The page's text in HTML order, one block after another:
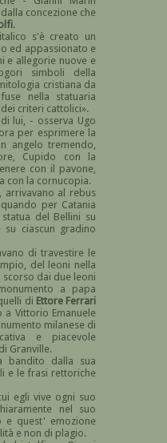
concezione che
.
s'è creato un
ed appassionato e
e allegorie nuove e
simboli della
cristiana da
nella statuaria
criteri cattolici».
lui, - osserva Ugo
per esprimere la
angelo tremendo,
Cupido con la
con il pavone,
con la cornucopia.
arrivavano al rebus
per Catania
del Bellini su
ciascun gradino
di travestire le
del leoni nella
scorso dai due leoni
a papa
di Ettore Ferrari
a Vittorio Emanuele
milanese di
e piacevole
Granville.
bandito dalla sua
e le frasi rettoriche
egli vive ogni suo
nel suo
e quest' emozione
e non di plagio.